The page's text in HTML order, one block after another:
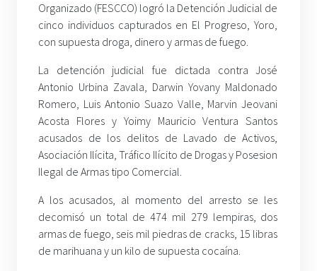
Organizado (FESCCO) logró la Detención Judicial de
cinco individuos capturados en El Progreso, Yoro,
con supuesta droga, dinero y armas de fuego.
La detención judicial fue dictada contra José
Antonio Urbina Zavala, Darwin Yovany Maldonado
Romero, Luis Antonio Suazo Valle, Marvin Jeovani
Acosta Flores y Yoimy Mauricio Ventura Santos
acusados de los delitos de Lavado de Activos,
Asociación Ilícita, Tráfico Ilícito de Drogas y Posesion
Ilegal de Armas tipo Comercial.
A los acusados, al momento del arresto se les
decomisó un total de 474 mil 279 lempiras, dos
armas de fuego, seis mil piedras de cracks, 15 libras
de marihuana y un kilo de supuesta cocaína.